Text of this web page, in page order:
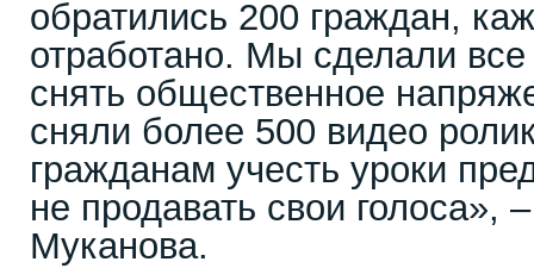
обратились 200 граждан,
отработано. Мы сделали
снять общественное
сняли более 500 видео
гражданам учесть уроки
не продавать свои голоса»,
Муканова.